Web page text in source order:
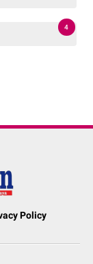
4
Policy